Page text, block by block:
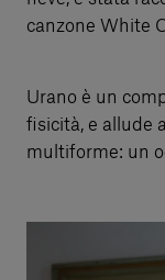
canzone White
Urano è un
fisicità, e allude
multiforme: un